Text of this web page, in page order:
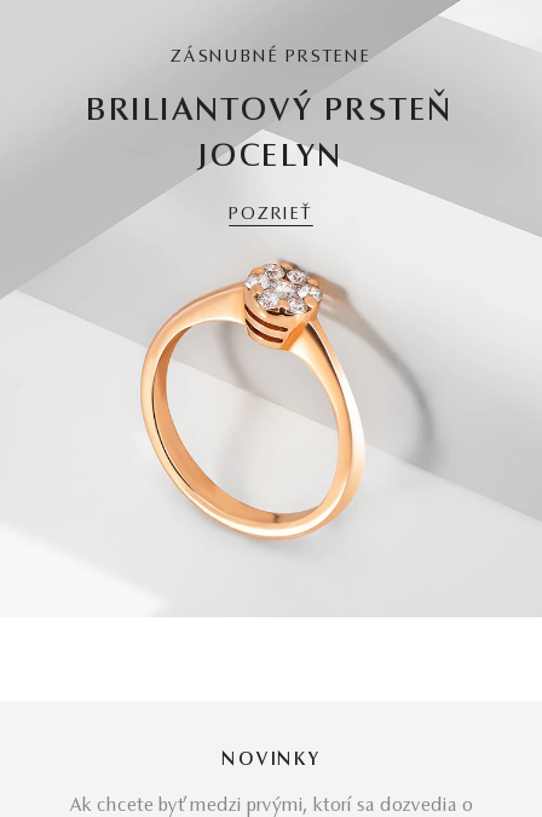
ZÁSNUBNÉ PRSTENE
BRILIANTOVÝ PRSTEŇ
JOCELYN
POZRIEŤ
NOVINKY
Ak chcete byť medzi prvými, ktorí sa dozvedia o